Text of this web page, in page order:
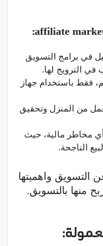
في برامج التسويق
في الترويج لها.
فقط باستخدام جهاز
من المنزل وتحقيق
مخاطر مالية، حيث
الناجحة.
التسويق واهميتها
منها بالتسويق.